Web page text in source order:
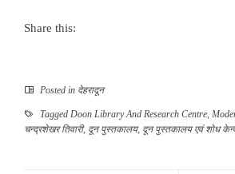
Share this:
Posted in देहरादून
Tagged Doon Library And Research Centre
चन्द्रशेखर तिवारी, दून पुस्तकालय, दून पुस्तकालय एवं शोध